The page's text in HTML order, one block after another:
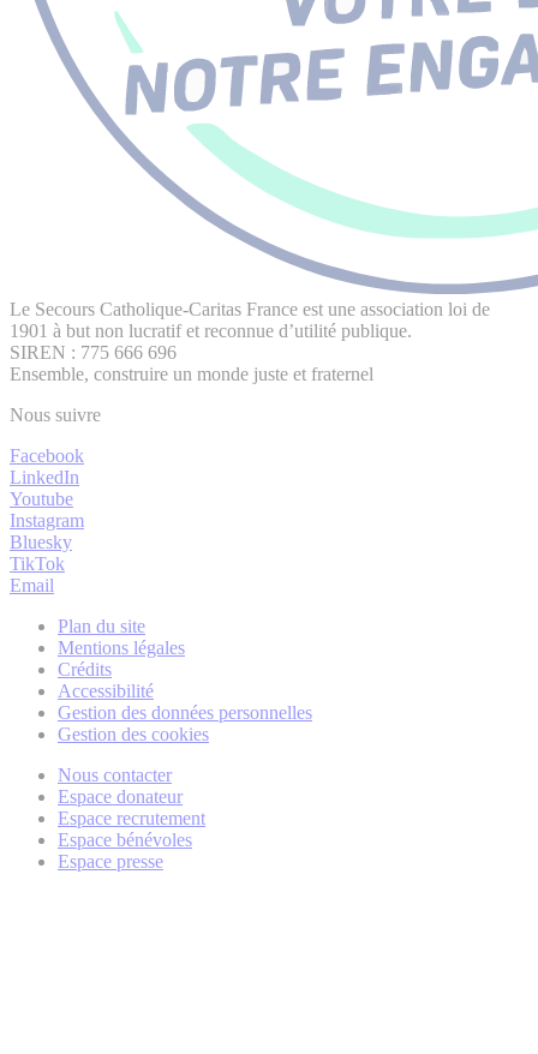
Le Secours Catholique-Caritas France est une association loi de
1901 à but non lucratif et reconnue d’utilité publique.
SIREN : 775 666 696
Ensemble, construire un monde juste et fraternel
Nous suivre
Facebook
LinkedIn
Youtube
Instagram
Bluesky
TikTok
Email
Plan du site
Mentions légales
Crédits
Accessibilité
Gestion des données personnelles
Gestion des cookies
Nous contacter
Espace donateur
Espace recrutement
Espace bénévoles
Espace presse